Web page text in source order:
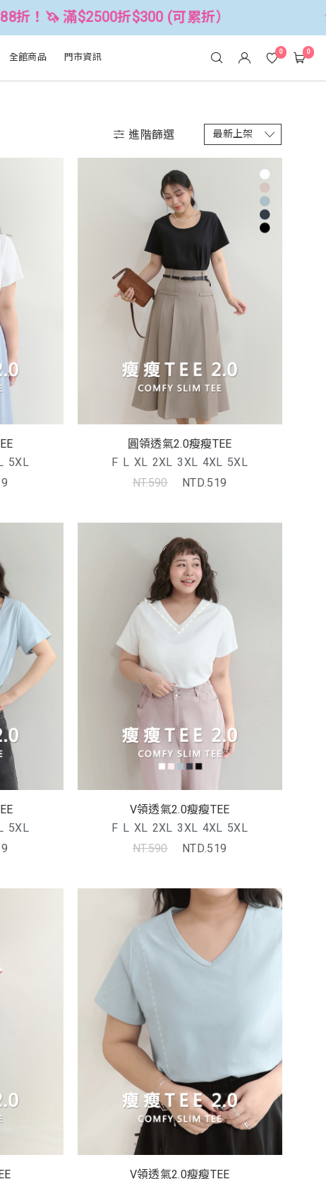
(可累折） 全館3件88折！🦄 滿
全館商品 門市資訊 0 0
進階篩選
5XL
圓領透氣2.0瘦瘦TEE
F L XL 2XL 3XL 4XL 5XL
NT.590
NTD.519
5XL
V領透氣2.0瘦瘦TEE
F L XL 2XL 3XL 4XL 5XL
NT.590
NTD.519
V領透氣2.0瘦瘦TEE